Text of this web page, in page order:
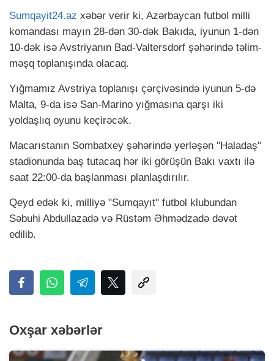
Sumqayit24.az xəbər verir ki, Azərbaycan futbol milli
komandası mayın 28-dən 30-dək Bakıda, iyunun 1-dən
10-dək isə Avstriyanın Bad-Valtersdorf şəhərində təlim-
məşq toplanışında olacaq.
Yığmamız Avstriya toplanışı çərçivəsində iyunun 5-də
Malta, 9-da isə San-Marino yığmasına qarşı iki
yoldaşlıq oyunu keçirəcək.
Macarıstanın Sombatxey şəhərində yerləşən "Haladaş"
stadionunda baş tutacaq hər iki görüşün Bakı vaxtı ilə
saat 22:00-da başlanması planlaşdırılır.
Qeyd edək ki, milliyə "Sumqayıt" futbol klubundan
Səbuhi Abdullazadə və Rüstəm Əhmədzadə dəvət
edilib.
Oxşar xəbərlər